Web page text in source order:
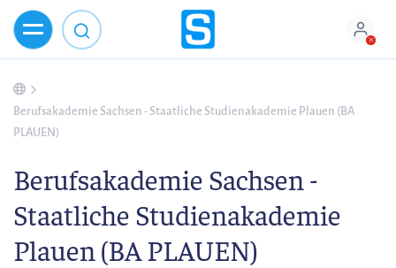
Berufsakademie Sachsen - Staatliche Studienakademie Plauen (BA
PLAUEN)
Berufsakademie Sachsen -
Staatliche Studienakademie
Plauen (BA PLAUEN)